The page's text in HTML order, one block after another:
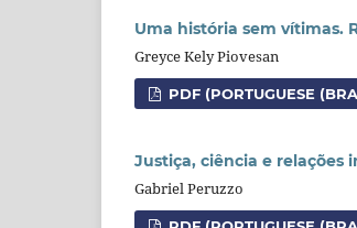
Uma história sem vítimas.
Greyce Kely Piovesan
PDF (PORTUGUESE
Justiça, ciência e relações
Gabriel Peruzzo